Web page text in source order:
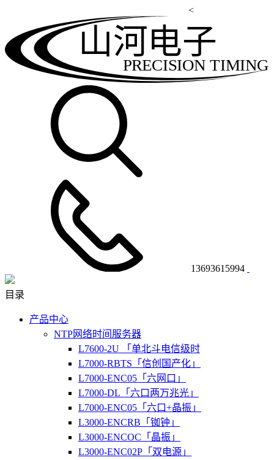
<
PRECISION TIMING
山河电子
13693615994
目录
产品中心
NTP网络时间服务器
L7600-2U 「单北斗电信级时
L7000-RBTS「信创国产化」
L7000-ENC05「六网口」
L7000-DL「六口两万兆光」
L7000-ENC05「六口+晶振」
L3000-ENCRB「铷钟」
L3000-ENCOC「晶振」
L3000-ENC02P「双电源」